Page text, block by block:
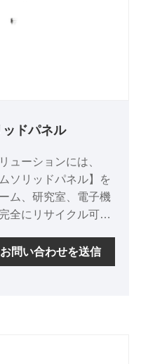
ドパネル
ューションには、
ソリッドパネル】を
ム、研究室、電子機
全にリサイクル可能
を簡単に排除しま
護を実現します。ト
お問い合わせを送信